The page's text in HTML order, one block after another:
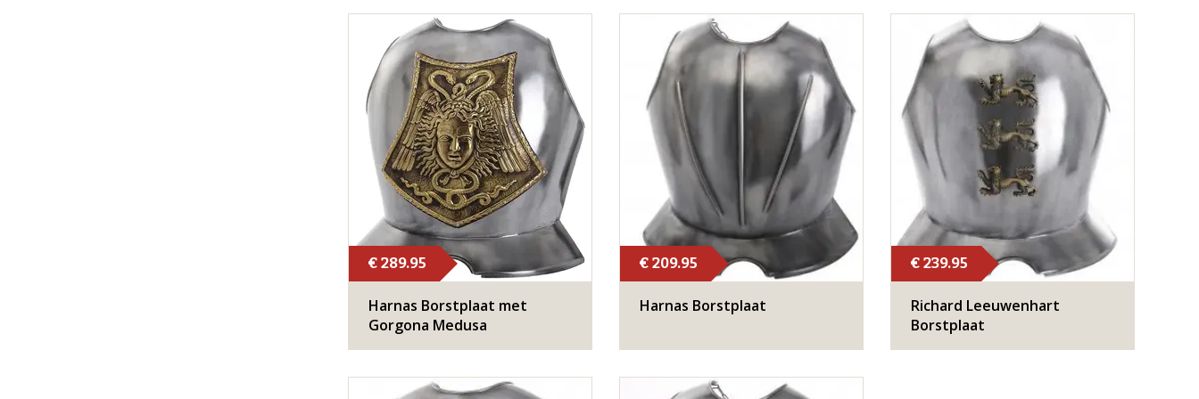
€ 289.95
Harnas Borstplaat met
Gorgona Medusa
€ 209.95
Harnas Borstplaat
€ 239.95
Richard Leeuwenhart
Borstplaat